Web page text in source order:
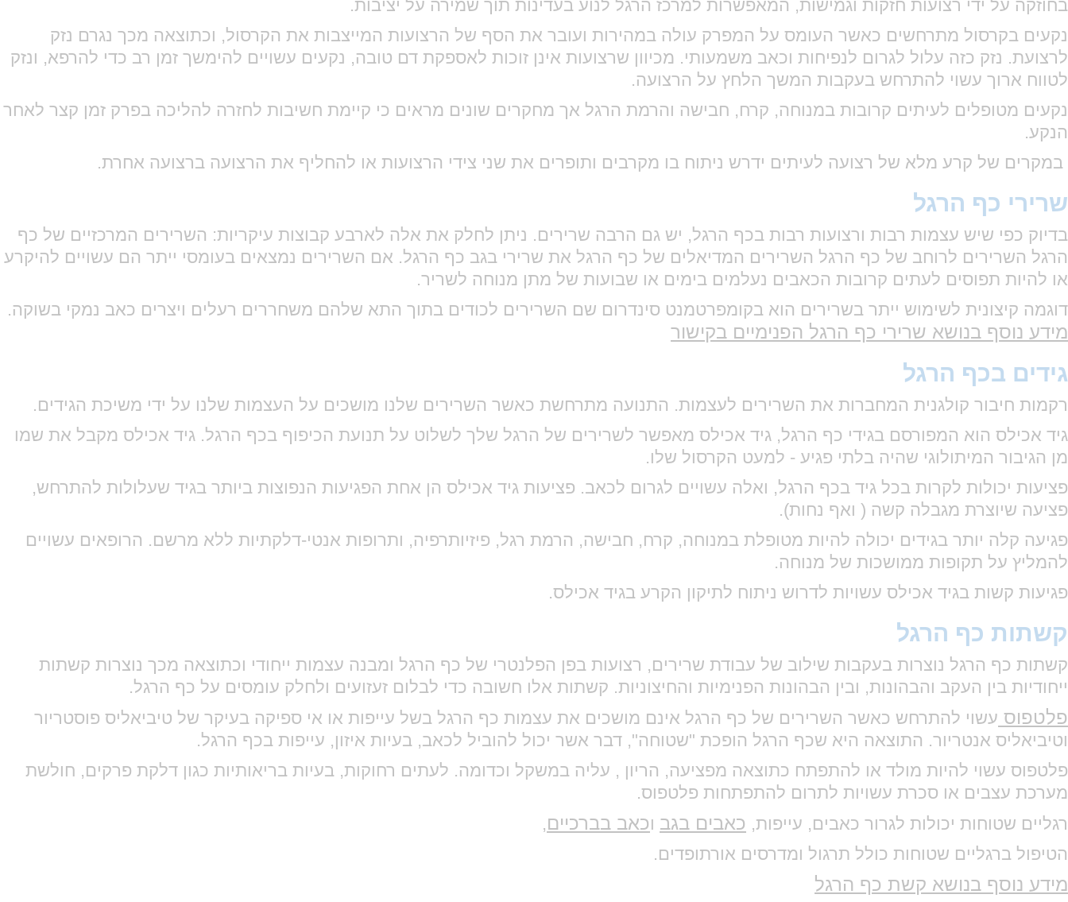
בחוזקה על ידי רצועות חזקות וגמישות, המאפשרות למרכז הרגל לנוע בעדינות תוך שמירה על יציבות.
נקעים בקרסול מתרחשים כאשר העומס על המפרק עולה במהירות ועובר את הסף של הרצועות המייצבות את הקרסול, וכתוצאה מכך נגרם נזק
לרצועת. נזק כזה עלול לגרום לנפיחות וכאב משמעותי. מכיוון שרצועות אינן זוכות לאספקת דם טובה, נקעים עשויים להימשך זמן רב כדי להרפא, ונזק
לטווח ארוך עשוי להתרחש בעקבות המשך הלחץ על הרצועה.
נקעים מטופלים לעיתים קרובות במנוחה, קרח, חבישה והרמת הרגל אך מחקרים שונים מראים כי קיימת חשיבות לחזרה להליכה בפרק זמן קצר לאחר
הנקע.
במקרים של קרע מלא של רצועה לעיתים ידרש ניתוח בו מקרבים ותופרים את שני צידי הרצועות או להחליף את הרצועה ברצועה אחרת.
שרירי כף הרגל
בדיוק כפי שיש עצמות רבות ורצועות רבות בכף הרגל, יש גם הרבה שרירים. ניתן לחלק את אלה לארבע קבוצות עיקריות: השרירים המרכזיים של כף
הרגל השרירים לרוחב של כף הרגל השרירים המדיאלים של כף הרגל את שרירי בגב כף הרגל. אם השרירים נמצאים בעומסי ייתר הם עשויים להיקרע
או להיות תפוסים לעתים קרובות הכאבים נעלמים בימים או שבועות של מתן מנוחה לשריר.
דוגמה קיצונית לשימוש ייתר בשרירים הוא בקומפרטמנט סינדרום שם השרירים לכודים בתוך התא שלהם משחררים רעלים ויצרים כאב נמקי בשוקה.
מידע נוסף בנושא שרירי כף הרגל הפנימיים בקישור
גידים בכף הרגל
רקמות חיבור קולגנית המחברות את השרירים לעצמות. התנועה מתרחשת כאשר השרירים שלנו מושכים על העצמות שלנו על ידי משיכת הגידים.
גיד אכילס הוא המפורסם בגידי כף הרגל, גיד אכילס מאפשר לשרירים של הרגל שלך לשלוט על תנועת הכיפוף בכף הרגל. גיד אכילס מקבל את שמו
מן הגיבור המיתולוגי שהיה בלתי פגיע - למעט הקרסול שלו.
פציעות יכולות לקרות בכל גיד בכף הרגל, ואלה עשויים לגרום לכאב. פציעות גיד אכילס הן אחת הפגיעות הנפוצות ביותר בגיד שעלולות להתרחש,
פציעה שיוצרת מגבלה קשה ( ואף נחות).
פגיעה קלה יותר בגידים יכולה להיות מטופלת במנוחה, קרח, חבישה, הרמת רגל, פיזיותרפיה, ותרופות אנטי-דלקתיות ללא מרשם. הרופאים עשויים
להמליץ על תקופות ממושכות של מנוחה.
פגיעות קשות בגיד אכילס עשויות לדרוש ניתוח לתיקון הקרע בגיד אכילס.
קשתות כף הרגל
קשתות כף הרגל נוצרות בעקבות שילוב של עבודת שרירים, רצועות בפן הפלנטרי של כף הרגל ומבנה עצמות ייחודי וכתוצאה מכך נוצרות קשתות
ייחודיות בין העקב והבהונות, ובין הבהונות הפנימיות והחיצוניות. קשתות אלו חשובה כדי לבלום זעזועים ולחלק עומסים על כף הרגל.
פלטפוס עשוי להתרחש כאשר השרירים של כף הרגל אינם מושכים את עצמות כף הרגל בשל עייפות או אי ספיקה בעיקר של טיביאליס פוסטריור
וטיביאליס אנטריור. התוצאה היא שכף הרגל הופכת "שטוחה", דבר אשר יכול להוביל לכאב, בעיות איזון, עייפות בכף הרגל.
פלטפוס עשוי להיות מולד או להתפתח כתוצאה מפציעה, הריון , עליה במשקל וכדומה. לעתים רחוקות, בעיות בריאותיות כגון דלקת פרקים, חולשת
מערכת עצבים או סכרת עשויות לתרום להתפתחות פלטפוס.
רגליים שטוחות יכולות לגרור כאבים, עייפות, כאבים בגב וכאב בברכיים,
הטיפול ברגליים שטוחות כולל תרגול ומדרסים אורתופדים.
מידע נוסף בנושא קשת כף הרגל